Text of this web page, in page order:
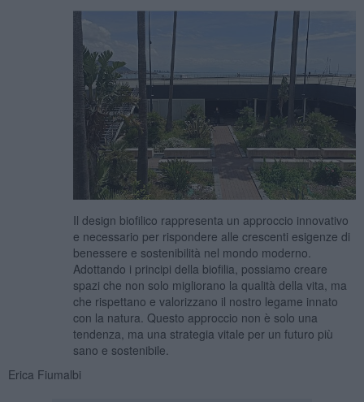
Il design biofilico rappresenta un approccio innovativo
e necessario per rispondere alle crescenti esigenze di
benessere e sostenibilità nel mondo moderno.
Adottando i principi della biofilia, possiamo creare
spazi che non solo migliorano la qualità della vita, ma
che rispettano e valorizzano il nostro legame innato
con la natura. Questo approccio non è solo una
tendenza, ma una strategia vitale per un futuro più
sano e sostenibile.
Erica Fiumalbi